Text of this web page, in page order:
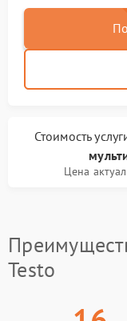
Стоимость
Цена
Testo